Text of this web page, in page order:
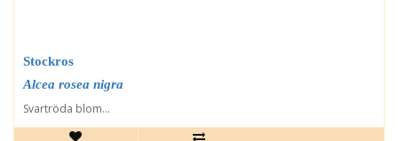
Stockros
Alcea rosea nigra
Svartröda blom...